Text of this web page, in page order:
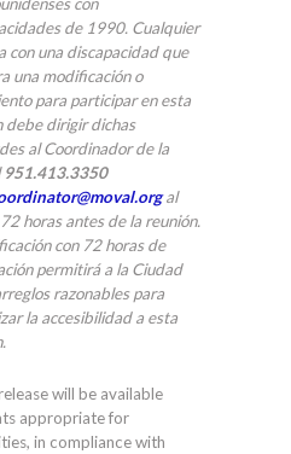
de 1990. Cualquier
con una discapacidad que
una modificación o
para participar en esta
debe dirigir dichas
al Coordinador de la
951.413.3350
al
horas antes de la reunión.
con 72 horas de
permitirá a la Ciudad
razonables para
la accesibilidad a esta
will be available
appropriate for
in compliance with